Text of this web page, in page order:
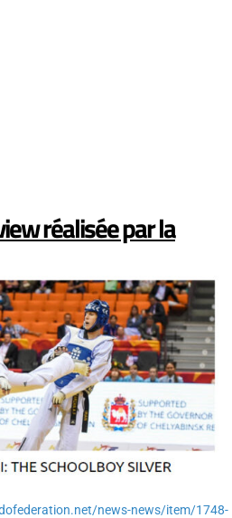
réalisée par la
news-news/item/1748-